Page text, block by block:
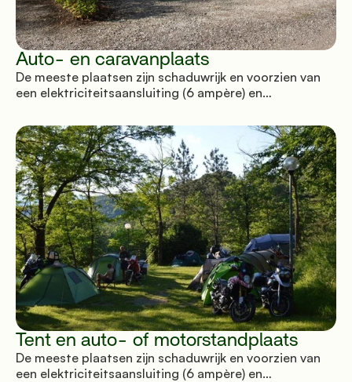
Auto- en caravanplaats
De meeste plaatsen zijn schaduwrijk en voorzien van
een elektriciteitsaansluiting (6 ampère) en
Tent en auto- of motorstandplaats
De meeste plaatsen zijn schaduwrijk en voorzien van
een elektriciteitsaansluiting (6 ampère) en